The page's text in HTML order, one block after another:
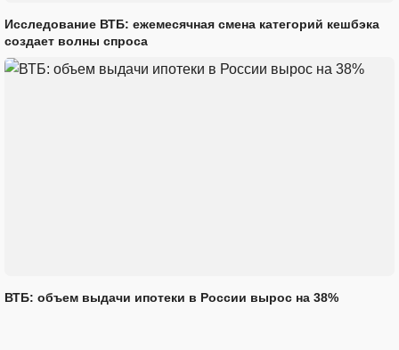
Исследование ВТБ: ежемесячная смена категорий кешбэка
создает волны спроса
ВТБ: объем выдачи ипотеки в России вырос на 38%